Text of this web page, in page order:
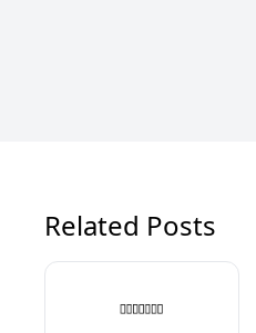
Related Posts